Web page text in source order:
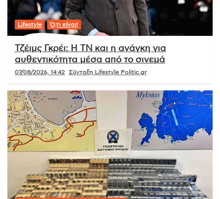
Lifestyle Ό,τι είναι!
Τζέιμς Γκρέι: Η ΤΝ και η ανάγκη για
αυθεντικότητα μέσα από το σινεμά
07/08/2026, 14:42 Σύνταξη Lifestyle Politic.gr